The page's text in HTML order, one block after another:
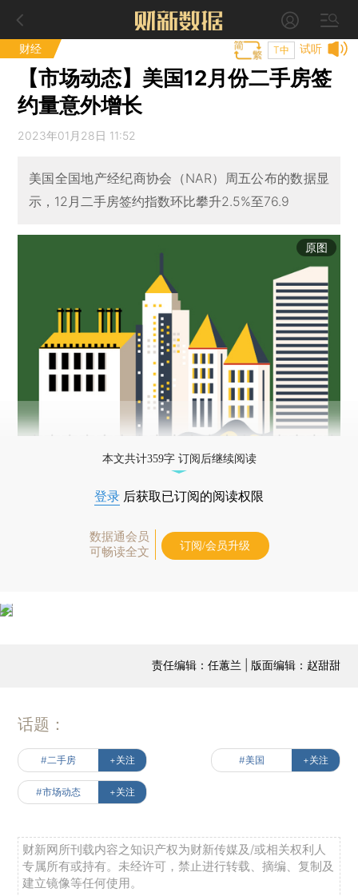
财经 试听
T中
【市场动态】美国12月份二手房签
约量意外增长
2023年01月28日 11:52
美国全国地产经纪商协会（NAR）周五公布的数据显
示，12月二手房签约指数环比攀升2.5%至76.9
原图
本文共计359字 订阅后继续阅读
登录 后获取已订阅的阅读权限
数据通会员
可畅读全文
订阅/会员升级
责任编辑：任蕙兰 | 版面编辑：赵甜甜
话题：
#二手房 +关注 #美国 +关注
#市场动态 +关注
财新网所刊载内容之知识产权为财新传媒及/或相关权利人
专属所有或持有。未经许可，禁止进行转载、摘编、复制及
建立镜像等任何使用。